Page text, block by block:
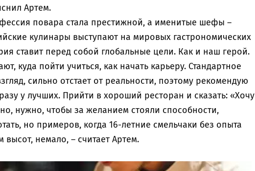
Артем.
повара стала престижной, а именитые шефы –
кулинары выступают на мировых гастрономических
ставит перед собой глобальные цели. Как и наш герой.
куда пойти учиться, как начать карьеру. Стандартное
сильно отстает от реальности, поэтому рекомендую
у лучших. Прийти в хороший ресторан и сказать: «Хочу
нужно, чтобы за желанием стояли способности,
но примеров, когда 16-летние смельчаки без опыта
высот, немало, – считает Артем.